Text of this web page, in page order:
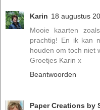
Karin 18 augustus
Mooie kaarten
prachtig! En ik kan
houden om toch niet
Groetjes Karin x
Beantwoorden
Paper Creations by